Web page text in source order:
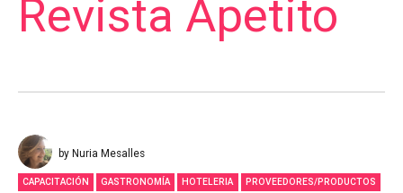
Revista Apetito
by Nuria Mesalles
CAPACITACIÓN GASTRONOMÍA HOTELERIA PROVEEDORES/PRODUCTOS